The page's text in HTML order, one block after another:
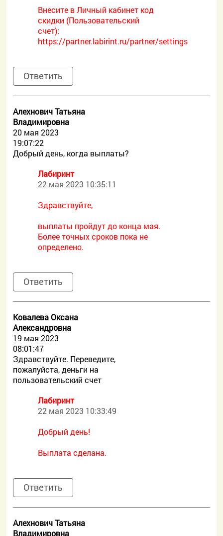
Внесите в Личный кабинет код
скидки (Пользовательский
счет):
https://partner.labirint.ru/partner/settings
Ответить
Алехнович Татьяна
Владимировна
20 мая 2023
19:07:22
Добрый день, когда выплаты?
Лабиринт
22 мая 2023 10:35:11
Здравствуйте,
выплаты пройдут до конца мая.
Более точных сроков пока не
определено.
Ответить
Ковалева Оксана
Александровна
19 мая 2023
08:01:47
Здравствуйте. Переведите,
пожалуйста, деньги на
пользовательский счет
Лабиринт
22 мая 2023 10:33:49
Добрый день!
Выплата сделана.
Ответить
Алехнович Татьяна
Владимировна